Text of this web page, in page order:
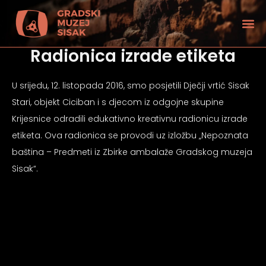
Radionica izrade etiketa
U srijedu, 12. listopada 2016, smo posjetili Dječji vrtić Sisak
Stari, objekt Ciciban i s djecom iz odgojne skupine
Krijesnice odradili edukativno kreativnu radionicu izrade
etiketa. Ova radionica se provodi uz izložbu „Nepoznata
baština – Predmeti iz Zbirke ambalaže Gradskog muzeja
Sisak“.